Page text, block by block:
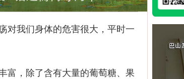
我们身体的危害很大，平时一
，除了含有大量的葡萄糖、果